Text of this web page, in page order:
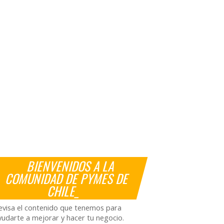
BIENVENIDOS A LA
COMUNIDAD DE PYMES DE
CHILE_
el contenido que tenemos para
a mejorar y hacer tu negocio.